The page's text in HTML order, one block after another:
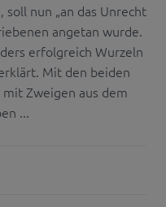
nun „an das Unrecht
angetan wurde.
erfolgreich Wurzeln
Mit den beiden
Zweigen aus dem
...